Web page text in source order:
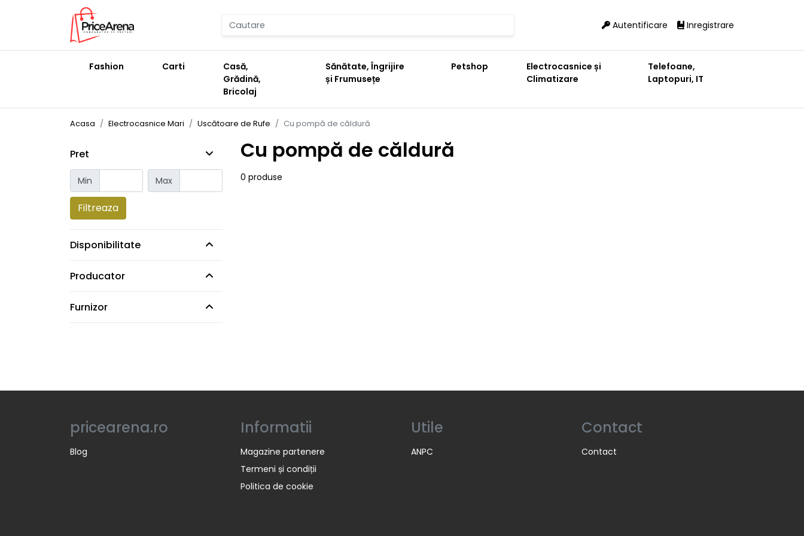
Autentificare Inregistrare
Fashion Carti
Casă,
Grădină,
Bricolaj
Sănătate, Îngrijire
și Frumusețe
Petshop
Electrocasnice și
Climatizare
Telefoane,
Laptopuri, IT
Acasa Electrocasnice Mari Uscătoare de Rufe Cu pompă de căldură
Pret
Min Max
Filtreaza
Disponibilitate
Producator
Furnizor
Cu pompă de căldură
0 produse
pricearena.ro
Blog
Informatii
Magazine partenere
Termeni și condiții
Politica de cookie
Utile
ANPC
Contact
Contact